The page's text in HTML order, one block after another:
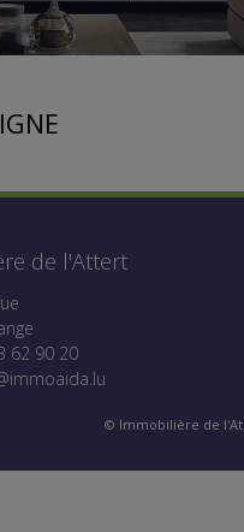
de l'Attert
62 90 20
© Immobilière de